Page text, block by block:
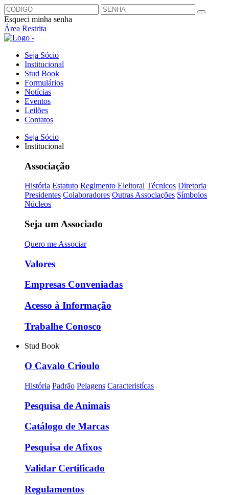
Esqueci minha senha
Área Restrita
Seja Sócio
Institucional
Stud Book
Formulários
Notícias
Eventos
Leilões
Contatos
Seja Sócio
Institucional
Associação
História Estatuto Regimento Eleitoral Técnicos Diretoria
Presidentes Colaboradores Outras Associações Símbolos
Núcleos
Seja um Associado
Quero me Associar
Valores
Empresas Conveniadas
Acesso à Informação
Trabalhe Conosco
Stud Book
O Cavalo Crioulo
História Padrão Pelagens Caracteristícas
Pesquisa de Animais
Catálogo de Marcas
Pesquisa de Afixos
Validar Certificado
Regulamentos